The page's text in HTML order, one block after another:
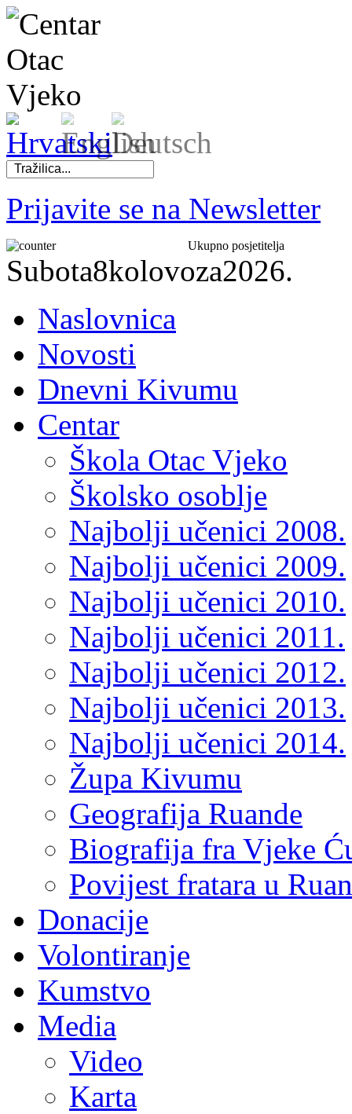
Prijavite se na Newsletter
Ukupno posjetitelja
Subota8kolovoza2026.
Naslovnica
Novosti
Dnevni Kivumu
Centar
Škola Otac Vjeko
Školsko osoblje
Najbolji učenici 2008.
Najbolji učenici 2009.
Najbolji učenici 2010.
Najbolji učenici 2011.
Najbolji učenici 2012.
Najbolji učenici 2013.
Najbolji učenici 2014.
Župa Kivumu
Geografija Ruande
Biografija fra Vjeke
Povijest fratara u
Donacije
Volontiranje
Kumstvo
Media
Video
Karta